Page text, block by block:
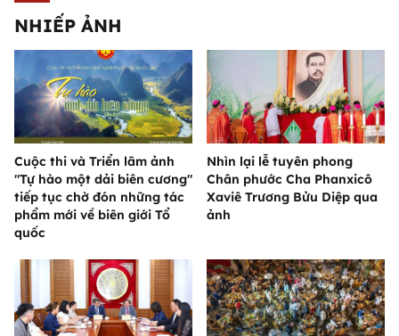
NHIẾP ẢNH
Cuộc thi và Triển lãm ảnh
"Tự hào một dải biên cương"
tiếp tục chờ đón những tác
phẩm mới về biên giới Tổ
quốc
Nhìn lại lễ tuyên phong
Chân phước Cha Phanxicô
Xaviê Trương Bửu Diệp qua
ảnh